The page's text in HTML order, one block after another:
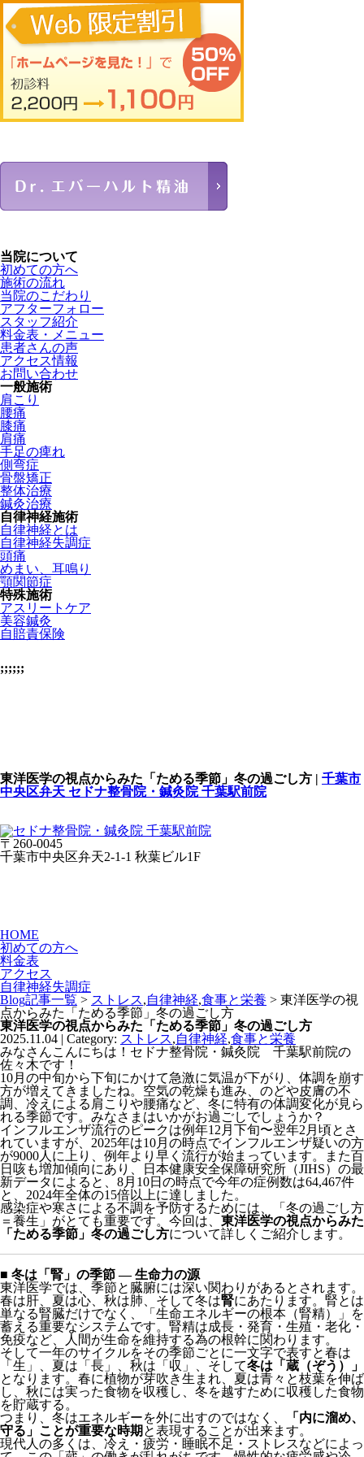
当院について
初めての方へ
施術の流れ
当院のこだわり
アフターフォロー
スタッフ紹介
料金表・メニュー
患者さんの声
アクセス情報
お問い合わせ
一般施術
肩こり
腰痛
膝痛
肩痛
手足の痺れ
側弯症
骨盤矯正
整体治療
鍼灸治療
自律神経施術
自律神経とは
自律神経失調症
頭痛
めまい、耳鳴り
顎関節症
特殊施術
アスリートケア
美容鍼灸
自賠責保険
;;;;;;
東洋医学の視点からみた「ためる季節」冬の過ごし方 | 千葉市
中央区弁天 セドナ整骨院・鍼灸院 千葉駅前院
〒260-0045
千葉市中央区弁天2-1-1 秋葉ビル1F
料金表
アクセス
自律神経失調症
Blog記事一覧
点からみた「ためる季節」冬の過ごし方
東洋医学の視点からみた「ためる季節」冬の過ごし方
2025.11.04 | Category:ストレス,自律神経,食事と栄養
みなさんこんにちは！セドナ整骨院・鍼灸院 千葉駅前院の
佐々木です！
10月の中旬から下旬にかけて急激に気温が下がり、体調を崩す
方が増えてきましたね。空気の乾燥も進み、のどや皮膚の不
調、冷えによる肩こりや腰痛など、冬に特有の体調変化が見ら
れる季節です。みなさまはいかがお過ごしでしょうか？
インフルエンザ流行のピークは例年12月下旬〜翌年2月頃とさ
れていますが、2025年は10月の時点でインフルエンザ疑いの方
が9000人に上り、例年より早く流行が始まっています。また百
日咳も増加傾向にあり、日本健康安全保障研究所（JIHS）の最
新データによると、8月10日の時点で今年の症例数は64,467件
と、2024年全体の15倍以上に達しました。
感染症や寒さによる不調を予防するためには、「冬の過ごし方
＝養生」がとても重要です。今回は、東洋医学の視点からみた
「ためる季節」冬の過ごし方について詳しくご紹介します。
春は肝、夏は心、秋は肺、そして冬は
単なる腎臓だけでなく、「生命エネルギーの根本（腎精）」を
蓄える重要なシステムです。腎精は成長・発育・生殖・老化・
免疫など、人間が生命を維持する為の根幹に関わります。
そして一年のサイクルをその季節ごとに一文字で表すと春は
「生」、夏は「長」、秋は「収」、そして冬は「蔵（ぞう）」
となります。春に植物が芽吹き生まれ、夏は青々と枝葉を伸ば
し、秋には実った食物を収穫し、冬を越すために収穫した食物
を貯蔵する。
つまり、冬はエネルギーを外に出すのではなく、「内に溜め、
守る」ことが重要な時期
現代人の多くは、冷え・疲労・睡眠不足・ストレスなどによっ
て、この「蔵」の働きが乱れがちです。慢性的な疲労感や冷
え、むくみ、腰痛なども「腎虚（じんきょ）」という腎が弱っ